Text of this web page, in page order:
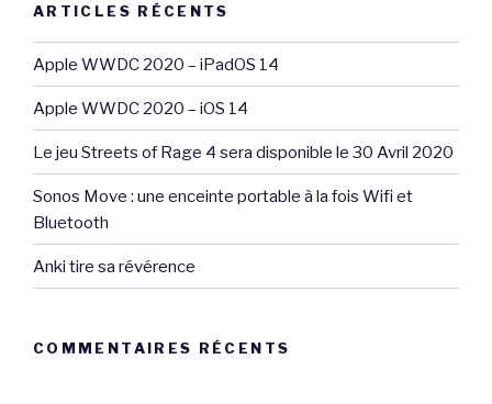
ARTICLES RÉCENTS
Apple WWDC 2020 – iPadOS 14
Apple WWDC 2020 – iOS 14
Le jeu Streets of Rage 4 sera disponible le 30 Avril 2020
Sonos Move : une enceinte portable à la fois Wifi et
Bluetooth
Anki tire sa révérence
COMMENTAIRES RÉCENTS